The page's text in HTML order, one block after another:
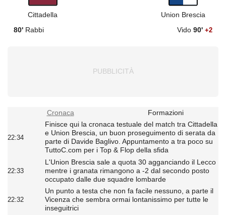
Cittadella
Union Brescia
80' Rabbi Vido 90' +2
Cronaca Formazioni
22:34
Finisce qui la cronaca testuale del match tra Cittadella
e Union Brescia, un buon proseguimento di serata da
parte di Davide Baglivo. Appuntamento a tra poco su
TuttoC.com per i Top & Flop della sfida
22:33
L'Union Brescia sale a quota 30 agganciando il Lecco
mentre i granata rimangono a -2 dal secondo posto
occupato dalle due squadre lombarde
22:32
Un punto a testa che non fa facile nessuno, a parte il
Vicenza che sembra ormai lontanissimo per tutte le
inseguitrici